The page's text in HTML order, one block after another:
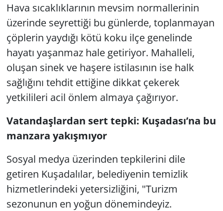
Hava sıcaklıklarının mevsim normallerinin
üzerinde seyrettiği bu günlerde, toplanmayan
çöplerin yaydığı kötü koku ilçe genelinde
hayatı yaşanmaz hale getiriyor. Mahalleli,
oluşan sinek ve haşere istilasının ise halk
sağlığını tehdit ettiğine dikkat çekerek
yetkilileri acil önlem almaya çağırıyor.
Vatandaşlardan sert tepki: Kuşadası’na bu
manzara yakışmıyor
Sosyal medya üzerinden tepkilerini dile
getiren Kuşadalılar, belediyenin temizlik
hizmetlerindeki yetersizliğini, "Turizm
sezonunun en yoğun dönemindeyiz.